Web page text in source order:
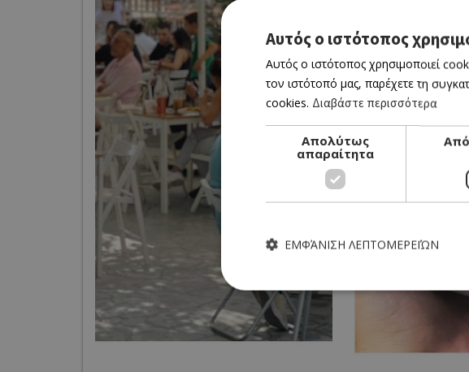
Αυτός ο ιστότοπος
Αυτός ο ιστότοπος χρησιμοποιεί
τον ιστότοπό μας, παρέχετε τη
cookies. Διαβάστε περισσότερα
Απολύτως
απαραίτητα
ΕΜΦΆΝΙΣΗ ΛΕΠΤΟΜΕΡΕΙΏΝ
Τα απολύτως απαραίτητα cookies επιτρέπουν